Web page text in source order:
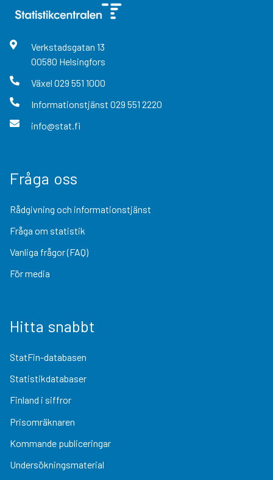
Verkstadsgatan 13
00580 Helsingfors
Växel 029 551 1000
Informationstjänst 029 551 2220
info@stat.fi
Fråga oss
Rådgivning och informationstjänst
Fråga om statistik
Vanliga frågor (FAQ)
För media
Hitta snabbt
StatFin-databasen
Statistikdatabaser
Finland i siffror
Prisomräknaren
Kommande publiceringar
Undersökningsmaterial